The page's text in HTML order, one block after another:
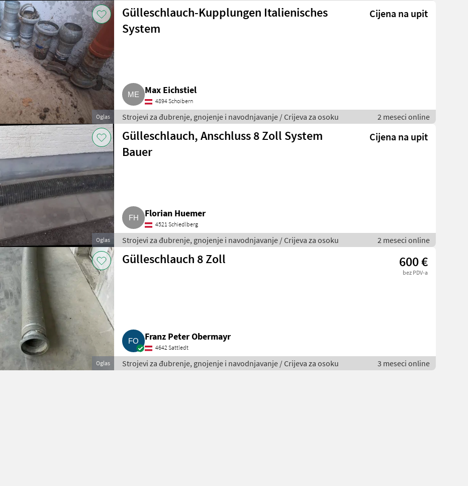
Oglas
Gülleschlauch-Kupplungen Italienisches
System
Cijena na upit
Max Eichstiel
4894 Schoibern
Strojevi za đubrenje, gnojenje i navodnjavanje / Crijeva za osoku 2 meseci online
Oglas
Gülleschlauch, Anschluss 8 Zoll System
Bauer
Cijena na upit
Florian Huemer
4521 Schiedlberg
Strojevi za đubrenje, gnojenje i navodnjavanje / Crijeva za osoku 2 meseci online
Oglas
Gülleschlauch 8 Zoll 600 €
bez PDV-a
Franz Peter Obermayr
4642 Sattledt
Strojevi za đubrenje, gnojenje i navodnjavanje / Crijeva za osoku 3 meseci online